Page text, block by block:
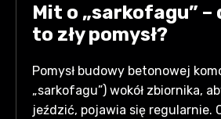
Mit o „sarkofagu” –
to zły pomysł?
Pomysł budowy betonowej
„sarkofagu”) wokół zbiornika,
jeździć, pojawia się regularnie.